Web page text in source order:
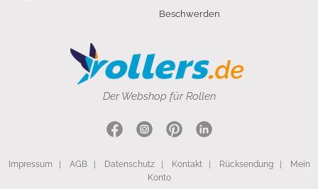
Beschwerden
Der Webshop für Rollen
Impressum| AGB| Datenschutz| Kontakt| Rücksendung|
Mein
Konto